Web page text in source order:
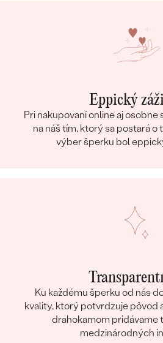
Eppický
Pri nakupovaní online aj
na náš tím, ktorý sa postará o
výber šperku bol
Ku každému šperku od nás
kvality, ktorý potvrdzuje pôvod
drahokamom pridávame
medzinárodných